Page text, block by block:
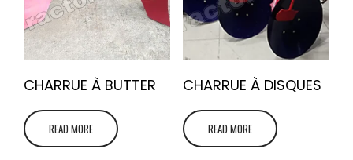
CHARRUE À BUTTER
READ MORE
CHARRUE À DISQUES
READ MORE